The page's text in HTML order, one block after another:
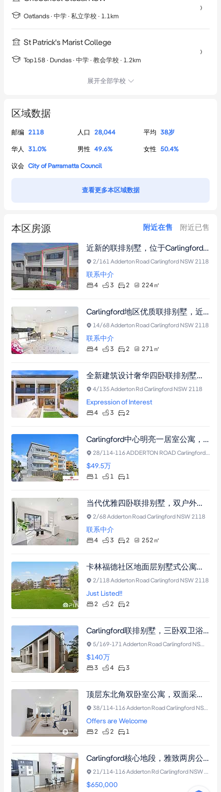
Oatlands · 中学 · 私立学校 · 1.1km
St Patrick's Marist College
Top158 · Dundas · 中学 · 教会学校 · 1.2km
展开全部学校
区域数据
邮编 2118 人口 28,044 平均 38岁
华人 31.0% 男性 49.6% 女性 50.4%
议会 City of Parramatta Council
查看更多本区域数据
本区房源 附近在售 附近已售
近新的联排别墅，位于Carlingford West公立学校学区内
2/161 Adderton Road Carlingford NSW 2118
联系中介
4 3 2 224 ㎡
Carlingford地区优质联排别墅，近名校学区，宽敞车库及储物室，交通便利
14/68 Adderton Road Carlingford NSW 2118
联系中介
4 3 2 271 ㎡
全新建筑设计奢华四卧联排别墅，Carlingford社区臻品，坐拥优质学区与便捷生活。
4/135 Adderton Rd Carlingford NSW 2118
Expression of Interest
4 3 2
Carlingford中心明亮一居室公寓，现代安保大楼，内置衣柜，阳光露台，近名校。
28/114-116 ADDERTON ROAD Carlingford NSW 2118
$49.5万
1 1 1
当代优雅四卧联排别墅，双户外空间，名校学区，Carlingford黄金地段
2/68 Adderton Road Carlingford NSW 2118
联系中介
4 3 2 252 ㎡
卡林福德社区地面层别墅式公寓，带户外庭院，近轻轨车站及优质学校，双车位带储物室，投资自住皆宜。
2/118 Adderton Road Carlingford NSW 2118
Just Listed!!
2 2 2
Carlingford联排别墅，三卧双卫浴套间，直通式车库，Carlingford West校区，近轻轨
5/169-171 Adderton Road Carlingford NSW 2118
$140万
3 4 3
顶层东北角双卧室公寓，双面采光，名校学区，尽揽城市全景。
38/114-116 Adderton Road Carlingford NSW 2118
Offers are Welcome
2 2 1
Carlingford核心地段，雅致两房公寓，双阳台对流+挑高舒适设计
21/114-116 Adderton Rd Carlingford NSW 2118
$650,000